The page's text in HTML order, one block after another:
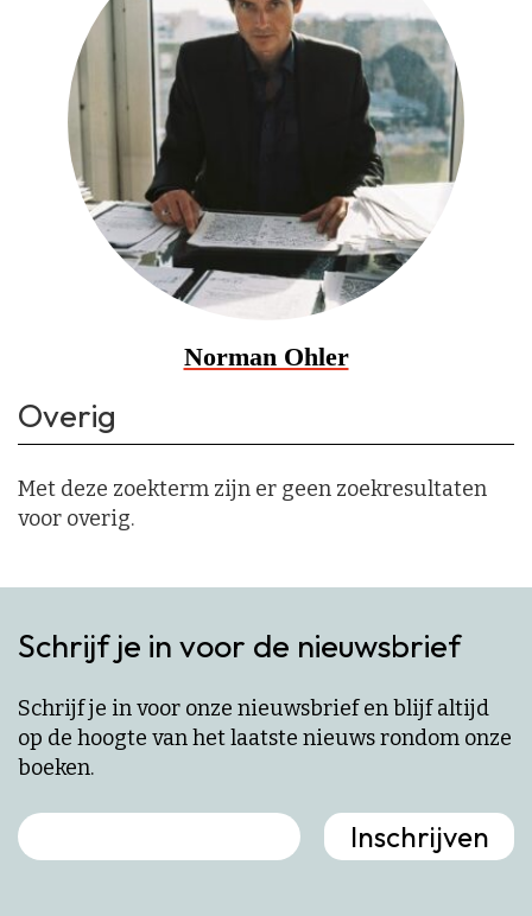
Norman Ohler
Overig
Met deze zoekterm zijn er geen zoekresultaten
voor overig.
Schrijf je in voor de nieuwsbrief
Schrijf je in voor onze nieuwsbrief en blijf altijd
op de hoogte van het laatste nieuws rondom onze
boeken.